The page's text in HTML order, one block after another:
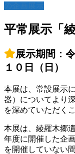
平常展示「
展示期間：
１０日（日）
本展は、常設展示
器）についてより
を深めていただく
本展は、綾羅木郷
年度に開催した企
を開催していない